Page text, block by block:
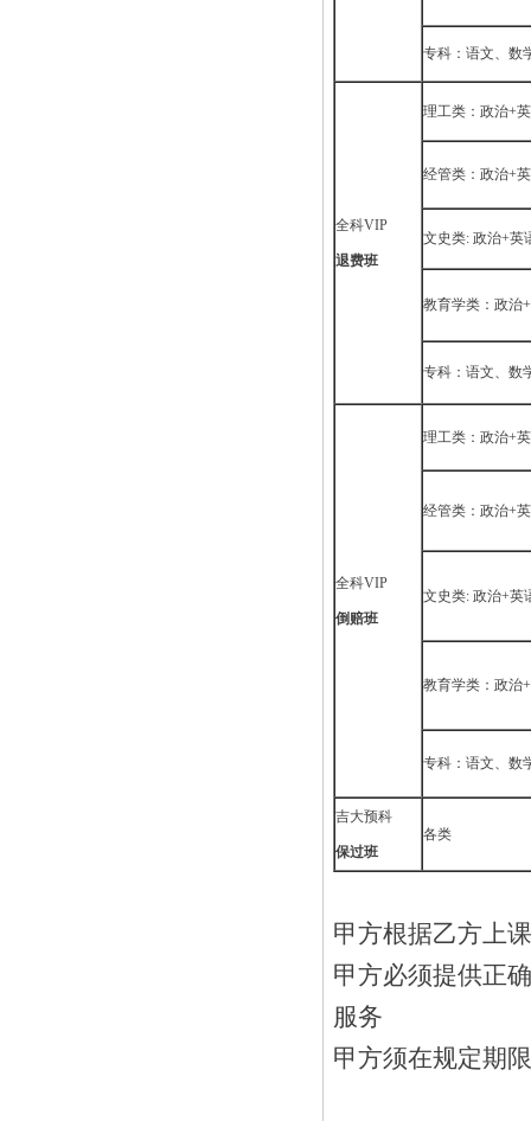
专科：语文、数
全科VIP
退费班
理工类：政治+
经管类：政治+
文史类: 政治+英
教育学类：政治
专科：语文、数
全科VIP
倒赔班
理工类：政治+
经管类：政治+
文史类: 政治+英
教育学类：政治
专科：语文、数
吉大预科
保过班
各类
甲方根据乙方上
甲方必须提供正
服务
甲方须在规定期